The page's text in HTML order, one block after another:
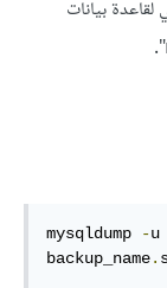
بيانات
".
mysqldump -u
backup_name.